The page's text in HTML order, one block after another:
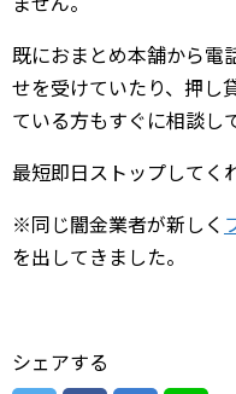
既におまとめ本舗から電
せを受けていたり、押し
ている方もすぐに相談し
最短即日ストップしてく
※同じ闇金業者が新しく
を出してきました。
シェアする